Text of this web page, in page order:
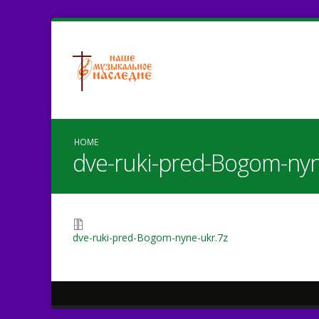
HOME
dve-ruki-pred-Bogom-
dve-ruki-pred-Bogom-nyne-ukr.7z